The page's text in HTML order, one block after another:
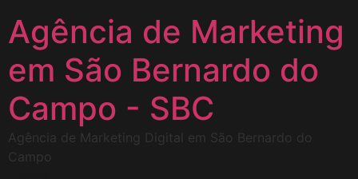
Agência de Marketing
em São Bernardo do
Campo - SBC
Agência de Marketing Digital em São Bernardo do
Campo